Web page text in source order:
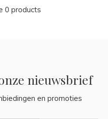
0 products
nieuwsbrief
en promoties